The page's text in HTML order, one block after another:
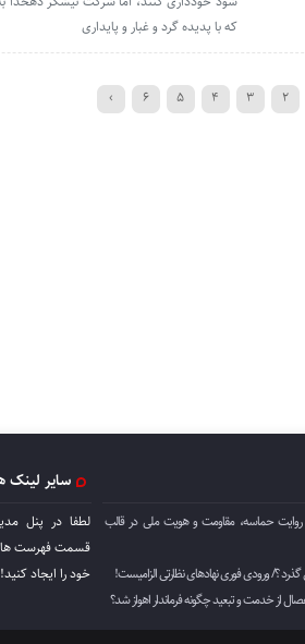
که با پدیده گرد و غبار و پایداری
2
3
4
5
6
›
روایت حماسه، مقاومت و هویت ملی در قالب
؟/ ورودی فوری نهادهای نظارتی الزامیست!
از خدمت و تبعید چگونه فرماندار اهواز شد؟
سایر لینک
لطفا در پنل
قسمت فهرست ها
خود را ايجاد كنيد!